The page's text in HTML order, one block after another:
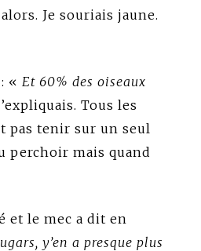
Je souriais jaune.
« Et 60% des oiseaux
Tous les
pas tenir sur un seul
perchoir mais quand
et le mec a dit en
y’en a presque plus